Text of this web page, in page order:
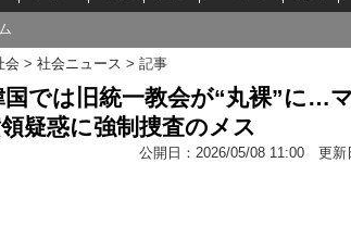
会 社会ニュース 記事
国では旧統一教会が“丸裸”に…
疑惑に強制捜査のメス
公開日： 2026/05/08 11:00 更新